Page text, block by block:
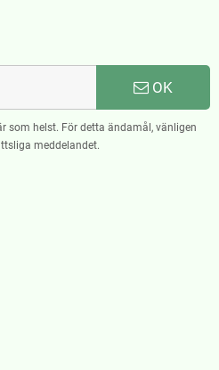
OK
som helst. För detta ändamål, vänligen
meddelandet.